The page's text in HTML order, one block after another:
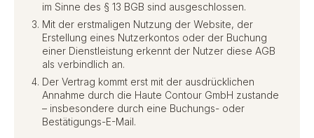
im Sinne des § 13 BGB sind ausgeschlossen.
Mit der erstmaligen Nutzung der Website, der
Erstellung eines Nutzerkontos oder der Buchung
einer Dienstleistung erkennt der Nutzer diese AGB
als verbindlich an.
Der Vertrag kommt erst mit der ausdrücklichen
Annahme durch die Haute Contour GmbH zustande
– insbesondere durch eine Buchungs- oder
Bestätigungs-E-Mail.